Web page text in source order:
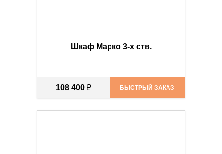
Шкаф Марко 3-х ств.
108 400 ₽ БЫСТРЫЙ ЗАКАЗ